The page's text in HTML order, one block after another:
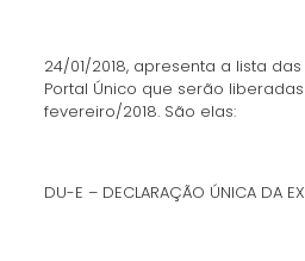
24/01/2018, apresenta a lista
Portal Único que serão
fevereiro/2018. São elas:
DU-E – DECLARAÇÃO ÚNICA DA